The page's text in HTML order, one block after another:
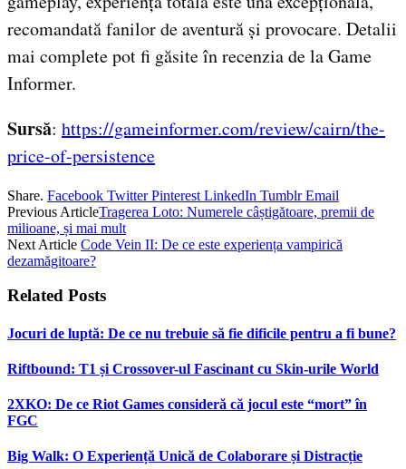
recomandată fanilor de aventură și provocare. Detalii
mai complete pot fi găsite în recenzia de la Game
Informer.
Sursă: https://gameinformer.com/review/cairn/the-
price-of-persistence
Share. Facebook Twitter Pinterest LinkedIn Tumblr Email
Previous ArticleTragerea Loto: Numerele câștigătoare, premii de
milioane, și mai mult
Next Article Code Vein II: De ce este experiența vampirică
dezamăgitoare?
Related Posts
Jocuri de luptă: De ce nu trebuie să fie dificile pentru a fi bune?
Riftbound: T1 și Crossover-ul Fascinant cu Skin-urile World
2XKO: De ce Riot Games consideră că jocul este “mort” în
FGC
Big Walk: O Experiență Unică de Colaborare și Distracție